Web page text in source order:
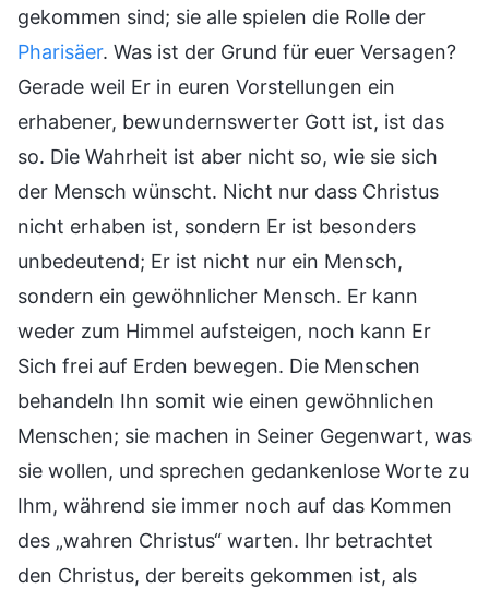
gekommen sind; sie alle spielen die Rolle der
Pharisäer. Was ist der Grund für euer Versagen?
Gerade weil Er in euren Vorstellungen ein
erhabener, bewundernswerter Gott ist, ist das
so. Die Wahrheit ist aber nicht so, wie sie sich
der Mensch wünscht. Nicht nur dass Christus
nicht erhaben ist, sondern Er ist besonders
unbedeutend; Er ist nicht nur ein Mensch,
sondern ein gewöhnlicher Mensch. Er kann
weder zum Himmel aufsteigen, noch kann Er
Sich frei auf Erden bewegen. Die Menschen
behandeln Ihn somit wie einen gewöhnlichen
Menschen; sie machen in Seiner Gegenwart, was
sie wollen, und sprechen gedankenlose Worte zu
Ihm, während sie immer noch auf das Kommen
des „wahren Christus“ warten. Ihr betrachtet
den Christus, der bereits gekommen ist, als